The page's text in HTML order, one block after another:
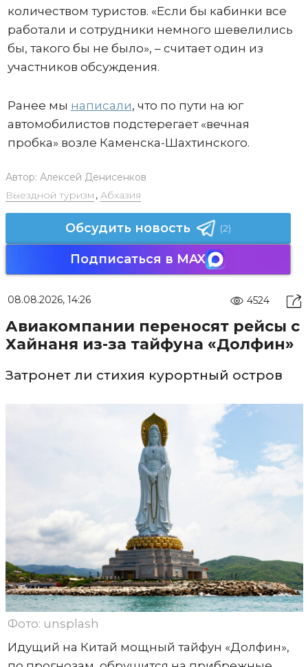
количеством туристов. «Если бы кабинки все
работали и сотрудники немного шевелились
бы, такого бы не было», – считает один из
участников обсуждения.
Ранее мы написали, что по пути на юг
автомобилистов подстерегает «вечная
пробка» возле Каменска-Шахтинского.
Автор: Алексей Денисенков
Выездной туризм , Абхазия
Обсудить новость (2)
Подписаться в MAX
08.08.2026, 14:26 4524
Авиакомпании переносят рейсы с
Хайнаня из-за тайфуна «Долфин»
Затронет ли стихия курортный остров
Фото: unsplash
Идущий на Китай мощный тайфун «Долфин»,